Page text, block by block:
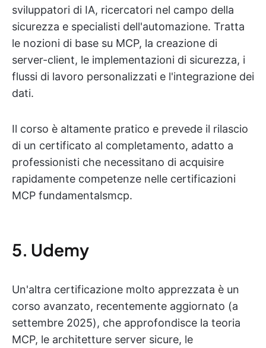
sviluppatori di IA, ricercatori nel campo della
sicurezza e specialisti dell'automazione. Tratta
le nozioni di base su MCP, la creazione di
server-client, le implementazioni di sicurezza, i
flussi di lavoro personalizzati e l'integrazione dei
dati.
Il corso è altamente pratico e prevede il rilascio
di un certificato al completamento, adatto a
professionisti che necessitano di acquisire
rapidamente competenze nelle certificazioni
MCP fundamentalsmcp.
5. Udemy
Un'altra certificazione molto apprezzata è un
corso avanzato, recentemente aggiornato (a
settembre 2025), che approfondisce la teoria
MCP, le architetture server sicure, le